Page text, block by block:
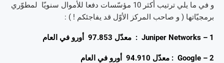
و في ما يلي ترتيب أكثر 10 مؤسّسات دفعا للأموال سنويّا لمطوّري
برمجيّاتها ( و صاحب المركز الأوّل قد يفاجئكم ! ) :
1 – Juniper Networks : معدّل 97.853 أورو في العام
2 – Google : معدّل 94.910 أورو في العام